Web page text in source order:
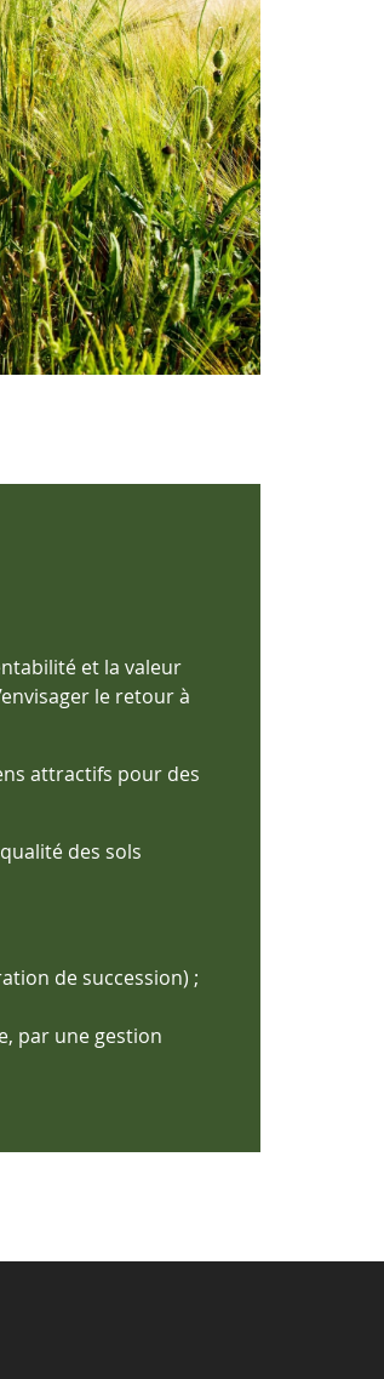
et la valeur
le retour à
attractifs pour des
des sols
de succession) ;
par une gestion